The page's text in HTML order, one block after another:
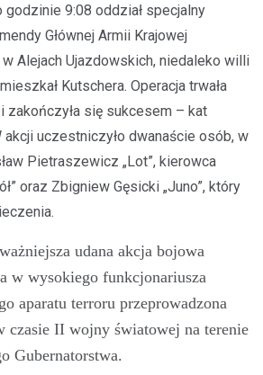
godzinie 9:08 oddział specjalny
Głównej Armii Krajowej
Alejach Ujazdowskich, niedaleko willi
Kutschera. Operacja trwała
zakończyła się sukcesem – kat
akcji uczestniczyło dwanaście osób, w
Pietraszewicz „Lot”, kierowca
oraz Zbigniew Gęsicki „Juno”, który
udana akcja bojowa
w wysokiego funkcjonariusza
aparatu terroru przeprowadzona
czasie II wojny światowej na terenie
Gubernatorstwa.